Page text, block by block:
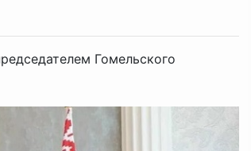
Гомельского